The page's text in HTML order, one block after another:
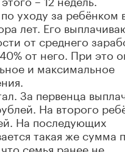
уходу за ребёнком
лет. Его
от среднего
от него. При это
и максимальное
За первенца
На второго
На последующих
такая же сумма
семья ранее не